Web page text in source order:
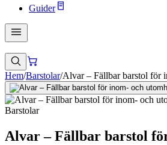
Guider
Hem/Barstolar/Alvar – Fällbar barstol för
Barstolar
Alvar – Fällbar barstol